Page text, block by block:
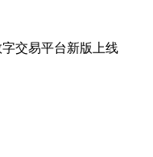
字交易平台新版上线